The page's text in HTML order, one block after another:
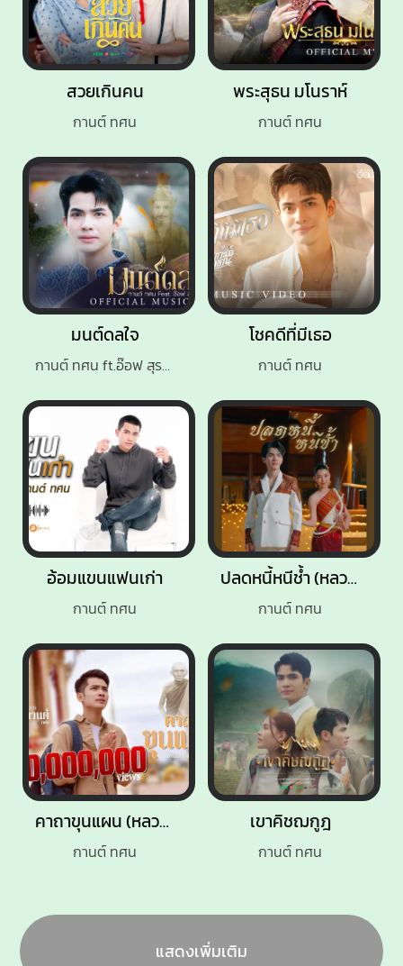
คาถาขุนแผน (หลวงพ่อกวย)
กานต์ ทศน
โชคดีที่มีเธอ
กานต์ ทศน
มนต์ดลใจ
กานต์ ทศน ft.อ๊อฟ สุรพล
สวยเกินคน
กานต์ ทศน
เขาคิชฌกูฎ
กานต์ ทศน
พระสุธน มโนราห์
กานต์ ทศน
ปลดหนี้หนีช้ำ (หลวงปู่ศิลา)
กานต์ ทศน
อ้อมแขนแฟนเก่า
กานต์ ทศน
แสดงเพิ่มเติม